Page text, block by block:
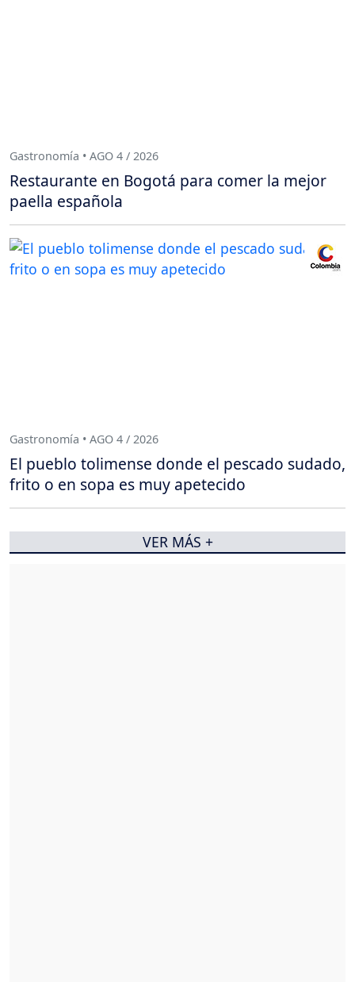
Gastronomía • AGO 4 / 2026
Restaurante en Bogotá para comer la mejor
paella española
Gastronomía • AGO 4 / 2026
El pueblo tolimense donde el pescado sudado,
frito o en sopa es muy apetecido
VER MÁS +